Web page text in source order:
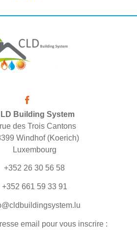
Building System
des Trois Cantons
Windhof (Koerich)
Luxembourg
+352 26 30 56 58
+352 661 59 33 91
email pour vous inscrire :